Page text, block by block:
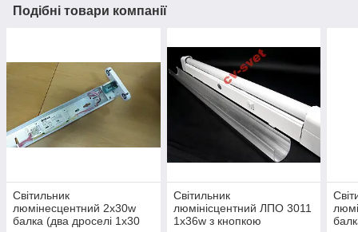
Подібні товари компанії
Світильник
люмінесцентний 2х30w
балка (два дроселі 1х30
Світильник
люмінісцентний ЛПО 3011
1х36w з кнопкою